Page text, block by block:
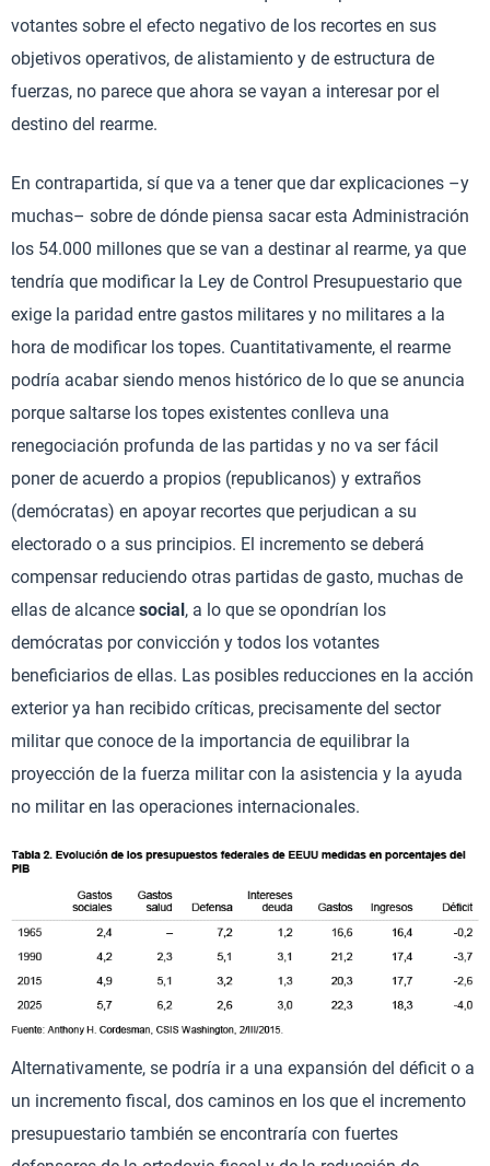
votantes sobre el efecto negativo de los recortes en sus
objetivos operativos, de alistamiento y de estructura de
fuerzas, no parece que ahora se vayan a interesar por el
destino del rearme.
En contrapartida, sí que va a tener que dar explicaciones –y
muchas– sobre de dónde piensa sacar esta Administración
los 54.000 millones que se van a destinar al rearme, ya que
tendría que modificar la Ley de Control Presupuestario que
exige la paridad entre gastos militares y no militares a la
hora de modificar los topes. Cuantitativamente, el rearme
podría acabar siendo menos histórico de lo que se anuncia
porque saltarse los topes existentes conlleva una
renegociación profunda de las partidas y no va ser fácil
poner de acuerdo a propios (republicanos) y extraños
(demócratas) en apoyar recortes que perjudican a su
electorado o a sus principios. El incremento se deberá
compensar reduciendo otras partidas de gasto, muchas de
ellas de alcance social, a lo que se opondrían los
demócratas por convicción y todos los votantes
beneficiarios de ellas. Las posibles reducciones en la acción
exterior ya han recibido críticas, precisamente del sector
militar que conoce de la importancia de equilibrar la
proyección de la fuerza militar con la asistencia y la ayuda
no militar en las operaciones internacionales.
Alternativamente, se podría ir a una expansión del déficit o a
un incremento fiscal, dos caminos en los que el incremento
presupuestario también se encontraría con fuertes